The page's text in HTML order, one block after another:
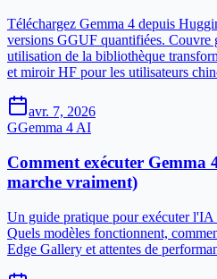
Téléchargez Gemma 4 depuis
versions GGUF quantifiées. Couvre
utilisation de la bibliothèque
et miroir HF pour les utilisateurs
avr. 7, 2026
GGemma 4 AI
Comment exécuter Gemma
marche vraiment)
Un guide pratique pour exécuter l'IA
Quels modèles fonctionnent,
Edge Gallery et attentes de